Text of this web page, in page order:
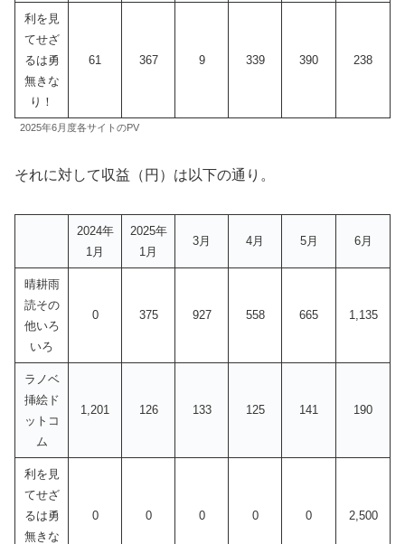
利を見
てせざ
るは勇
無きな
り！
61 367 9 339 390 238
2025年6月度各サイトのPV
それに対して収益（円）は以下の通り。
2024年
1月
2025年
1月
3月 4月 5月 6月
晴耕雨
読その
他いろ
いろ
0 375 927 558 665 1,135
ラノベ
挿絵ド
ットコ
ム
1,201 126 133 125 141 190
利を見
てせざ
るは勇
無きな
0 0 0 0 0 2,500